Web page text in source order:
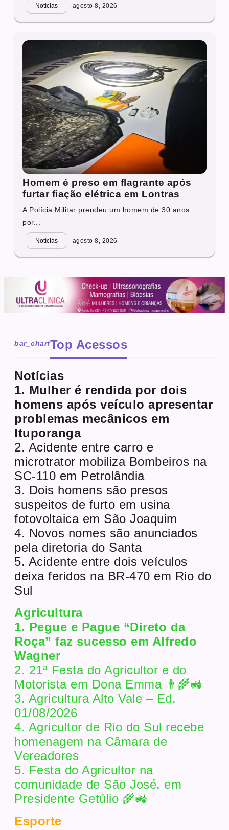
Notícias agosto 8, 2026
Homem é preso em flagrante após
furtar fiação elétrica em Lontras
A Polícia Militar prendeu um homem de 30 anos
por...
Notícias agosto 8, 2026
bar_chartTop Acessos
Notícias
1. Mulher é rendida por dois
homens após veículo apresentar
problemas mecânicos em
Ituporanga
2. Acidente entre carro e
microtrator mobiliza Bombeiros na
SC-110 em Petrolândia
3. Dois homens são presos
suspeitos de furto em usina
fotovoltaica em São Joaquim
4. Novos nomes são anunciados
pela diretoria do Santa
5. Acidente entre dois veículos
deixa feridos na BR-470 em Rio do
Sul
Agricultura
1. Pegue e Pague “Direto da
Roça” faz sucesso em Alfredo
Wagner
2. 21ª Festa do Agricultor e do
Motorista em Dona Emma 👨‍🌾🚜
3. Agricultura Alto Vale – Ed.
01/08/2026
4. Agricultor de Rio do Sul recebe
homenagem na Câmara de
Vereadores
5. Festa do Agricultor na
comunidade de São José, em
Presidente Getúlio 🌾🚜
Esporte